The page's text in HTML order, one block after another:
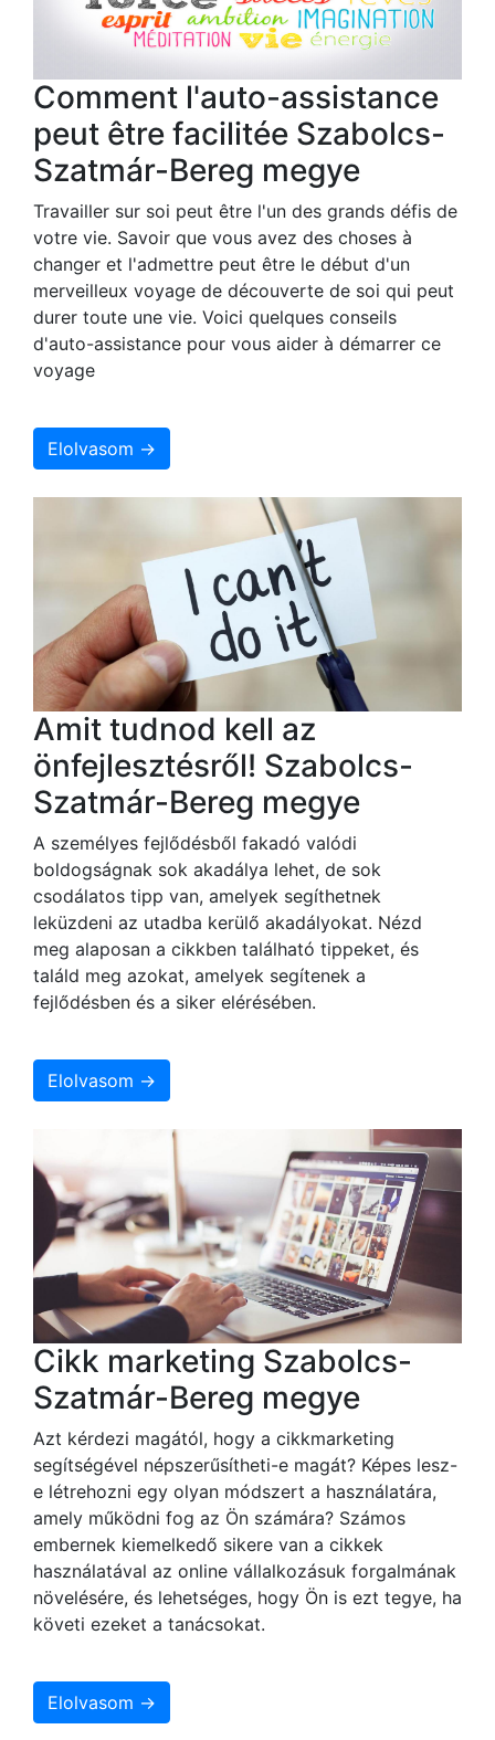
Comment l'auto-assistance
peut être facilitée Szabolcs-
Szatmár-Bereg megye
Travailler sur soi peut être l'un des grands défis de
votre vie. Savoir que vous avez des choses à
changer et l'admettre peut être le début d'un
merveilleux voyage de découverte de soi qui peut
durer toute une vie. Voici quelques conseils
d'auto-assistance pour vous aider à démarrer ce
voyage
Elolvasom →
Amit tudnod kell az
önfejlesztésről! Szabolcs-
Szatmár-Bereg megye
A személyes fejlődésből fakadó valódi
boldogságnak sok akadálya lehet, de sok
csodálatos tipp van, amelyek segíthetnek
leküzdeni az utadba kerülő akadályokat. Nézd
meg alaposan a cikkben található tippeket, és
találd meg azokat, amelyek segítenek a
fejlődésben és a siker elérésében.
Elolvasom →
Cikk marketing Szabolcs-
Szatmár-Bereg megye
Azt kérdezi magától, hogy a cikkmarketing
segítségével népszerűsítheti-e magát? Képes lesz-
e létrehozni egy olyan módszert a használatára,
amely működni fog az Ön számára? Számos
embernek kiemelkedő sikere van a cikkek
használatával az online vállalkozásuk forgalmának
növelésére, és lehetséges, hogy Ön is ezt tegye, ha
követi ezeket a tanácsokat.
Elolvasom →